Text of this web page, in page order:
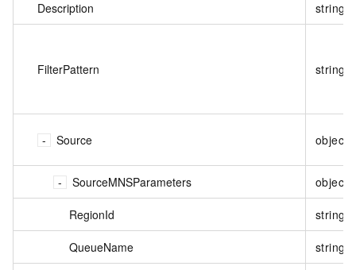
Description string
FilterPattern string
Source object
SourceMNSParameters object
RegionId string
QueueName string